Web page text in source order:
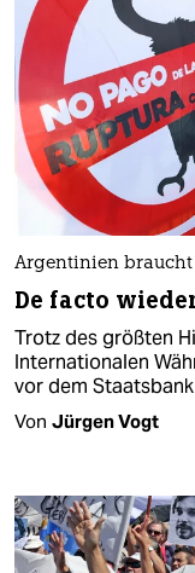
Argentinien
De facto
Trotz des größten
Internationalen
vor dem
Von Jürgen Vogt